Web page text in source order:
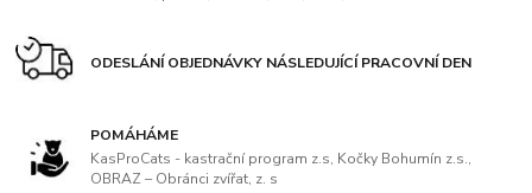
ODESLÁNÍ OBJEDNÁVKY NÁSLEDUJÍCÍ PRACOVNÍ DEN
POMÁHÁME
KasProCats - kastrační program z.s, Kočky Bohumín z.s.,
OBRAZ – Obránci zvířat, z. s